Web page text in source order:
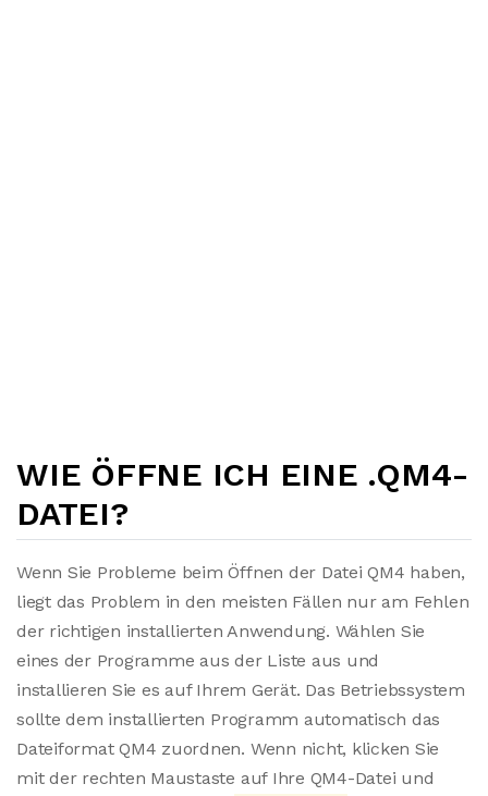
WIE ÖFFNE ICH EINE .QM4-
DATEI?
Wenn Sie Probleme beim Öffnen der Datei QM4 haben,
liegt das Problem in den meisten Fällen nur am Fehlen
der richtigen installierten Anwendung. Wählen Sie
eines der Programme aus der Liste aus und
installieren Sie es auf Ihrem Gerät. Das Betriebssystem
sollte dem installierten Programm automatisch das
Dateiformat QM4 zuordnen. Wenn nicht, klicken Sie
mit der rechten Maustaste auf Ihre QM4-Datei und